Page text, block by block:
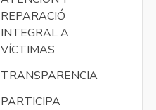
REPARACIÓN
INTEGRAL A
VÍCTIMAS
TRANSPARENCIA
PARTICIPA